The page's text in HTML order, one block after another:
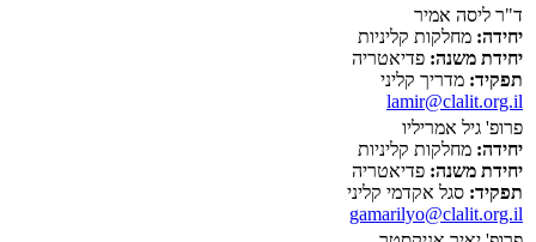
ד"ר ליסה אמיר
יחידה: מחלקות קליניות
יחידת משנה: פדיאטריה
תפקיד: מדריך קליני
lamir@clalit.org.il
פרופ' גיל אמריליו
יחידה: מחלקות קליניות
יחידת משנה: פדיאטריה
תפקיד: סגל אקדמי קליני
gamarilyo@clalit.org.il